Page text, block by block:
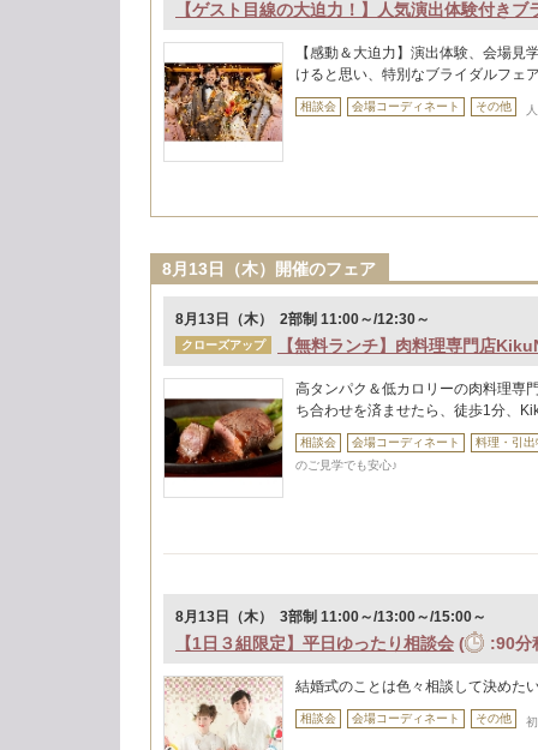
【ゲスト目線の大迫力！】人気演出体験付きブ
【感動＆大迫力】演出体験、会場
けると思い、特別なブライダルフェ
相談会 会場コーディネート その他
8月13日（木）開催のフェア
8月13日（木） 2部制 11:00～/12:30～
クローズアップ 【無料ランチ】肉料理専門店
高タンパク＆低カロリーの肉料理専
ち合わせを済ませたら、徒歩1分、
相談会 会場コーディネート
料理・引
のご見学でも安心♪
8月13日（木） 3部制 11:00～/13:00～/15:00～
【1日３組限定】平日ゆったり相談会 ( :90分
結婚式のことは色々相談して決めた
相談会 会場コーディネート その他